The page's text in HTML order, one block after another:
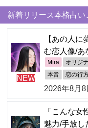
新着リリース本格占い
NEW
【あの人
む恋人像/あ
Mira オリジ
本音 恋の行
2026年8月8
「こんな女
魅力/手放し